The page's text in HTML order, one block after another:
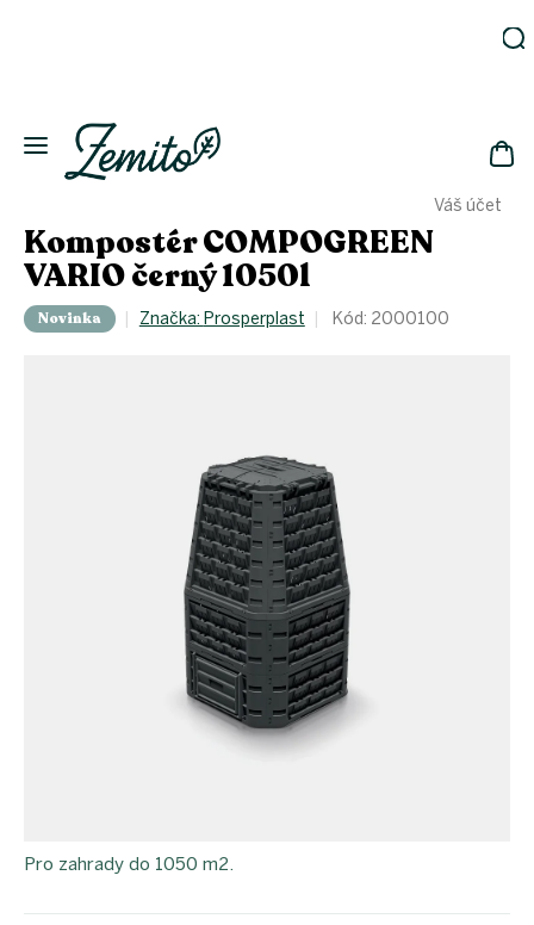
Váš účet
Ekodomácnosť
Ekologická
Kozmetika
Fľaše
Zachráň
Vianoce
pre
Kompostér COMPOGREEN
VARIO černý 1050l
Novinka Značka: Prosperplast Kód: 2000100
Pro zahrady do 1050 m2.